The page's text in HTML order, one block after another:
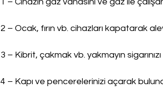
2 – Ocak, fırın vb. cihazları kapatarak
3 – Kibrit, çakmak vb. yakmayın
4 – Kapı ve pencerelerinizi açarak